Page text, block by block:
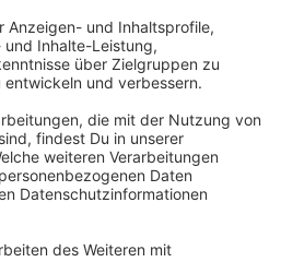
Maßnahmen
Sicherheit